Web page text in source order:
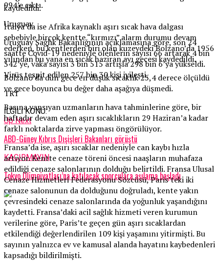
994’e çıktı.
Uruguay
Uruguay Sağlık Bakanlığının açıklamasına göre, son 24
saatte Covid-19 nedeniyle ölenlerin sayısı 66 artarak 4 bin
342’ye, vaka sayısı 3 bin 515 artışla 298 bin 6’ya yükseldi.
Virüs tespit edilen 257 bin 30 kişi iyileşti.
TRT
İLGİLİ KONU:
Up Next
ABD-Güney Kıbrıs Dışişleri Bakanları görüştü
KAÇIRMAYIN
Tokyo Olimpiyatları’na katılacak sporculara aşılama başladı
kaydedildi.
İtalya’da ise Afrika kaynaklı aşırı sıcak hava dalgası
sebebiyle birçok kentte “kırmızı” alarm durumu devam
ederken, bu kentlerden biri olan kuzeydeki Bolzano’da 1956
yılından bu yana en sıcak haziran ayı gecesi kaydedildi.
Bolzano’da dün gece en düşük sıcaklık 25,4 derece ölçüldü
ve gece boyunca bu değer daha aşağıya düşmedi.
Basına yansıyan uzmanların hava tahminlerine göre, bir
haftadır devam eden aşırı sıcaklıkların 29 Haziran’a kadar
farklı noktalarda zirve yapması öngörülüyor.
Fransa’da ise, aşırı sıcaklar nedeniyle can kaybı hızla
artıyor. Kentte cenaze töreni öncesi naaşların muhafaza
edildiği cenaze salonlarının dolduğu belirtildi. Fransa Ulusal
Cenaze Hizmetleri Federasyonu Sözcüsü, Paris’teki iki
cenaze salonunun da dolduğunu doğruladı, kente yakın
çevresindeki cenaze salonlarında da yoğunluk yaşandığını
kaydetti. Fransa’daki acil sağlık hizmeti veren kurumun
verilerine göre, Paris’te geçen gün aşırı sıcaklardan
etkilendiği değerlendirilen 109 kişi yaşamını yitirmişti. Bu
sayının yalnızca ev ve kamusal alanda hayatını kaybedenleri
kapsadığı bildirilmişti.